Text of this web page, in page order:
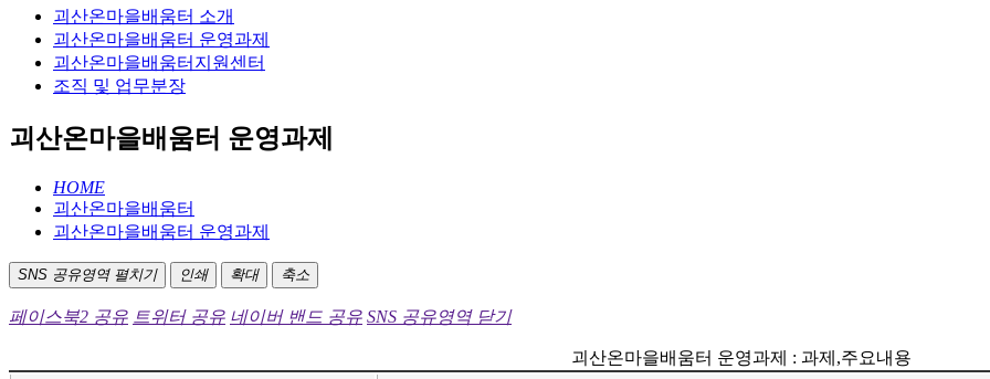
괴산온마을배움터 소개
괴산온마을배움터 운영과제
괴산온마을배움터지원센터
조직 및 업무분장
괴산온마을배움터 운영과제
HOME
괴산온마을배움터
괴산온마을배움터 운영과제
SNS 공유영역 펼치기 인쇄 확대 축소
페이스북2 공유 트위터 공유 네이버 밴드 공유 SNS 공유영역 닫기
괴산온마을배움터 운영과제 : 과제,주요내용